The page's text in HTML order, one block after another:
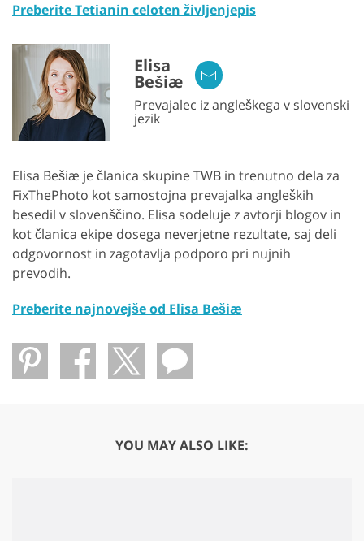
Preberite Tetianin celoten življenjepis
Elisa
Bešiæ
Prevajalec iz angleškega v slovenski
jezik
Elisa Bešiæ je članica skupine TWB in trenutno dela za
FixThePhoto kot samostojna prevajalka angleških
besedil v slovenščino. Elisa sodeluje z avtorji blogov in
kot članica ekipe dosega neverjetne rezultate, saj deli
odgovornost in zagotavlja podporo pri nujnih
prevodih.
Preberite najnovejše od Elisa Bešiæ
YOU MAY ALSO LIKE: